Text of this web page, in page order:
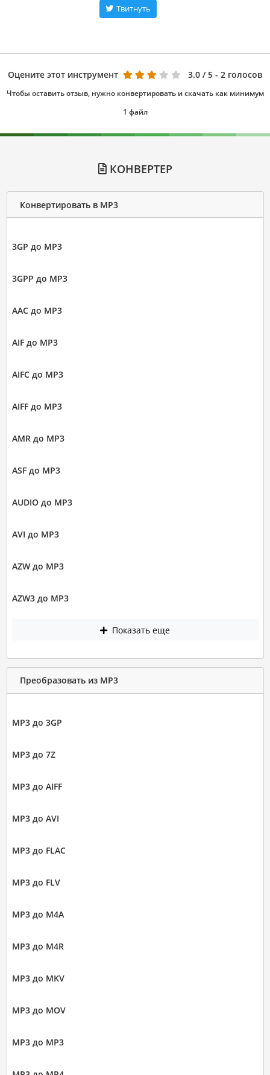
Твитнуть
Оцените этот инструмент 3.0 / 5 - 2 голосов
Чтобы оставить отзыв, нужно конвертировать и скачать как минимум
1 файл
КОНВЕРТЕР
Конвертировать в MP3
3GP до MP3
3GPP до MP3
AAC до MP3
AIF до MP3
AIFC до MP3
AIFF до MP3
AMR до MP3
ASF до MP3
AUDIO до MP3
AVI до MP3
AZW до MP3
AZW3 до MP3
Показать еще
Преобразовать из MP3
MP3 до 3GP
MP3 до 7Z
MP3 до AIFF
MP3 до AVI
MP3 до FLAC
MP3 до FLV
MP3 до M4A
MP3 до M4R
MP3 до MKV
MP3 до MOV
MP3 до MP3